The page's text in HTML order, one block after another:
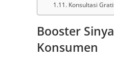
Konsultasi
Booster
Konsumen